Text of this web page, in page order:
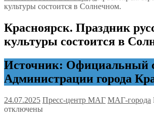
культуры состоится в Солнечном.
Красноярск. Праздник
культуры состоится в
Источник: Официальный
Администрации города
24.07.2025 Пресс-центр МАГ МАГ-города
отключены